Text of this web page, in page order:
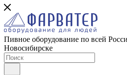
Пивное оборудование по всей
Новосибирске